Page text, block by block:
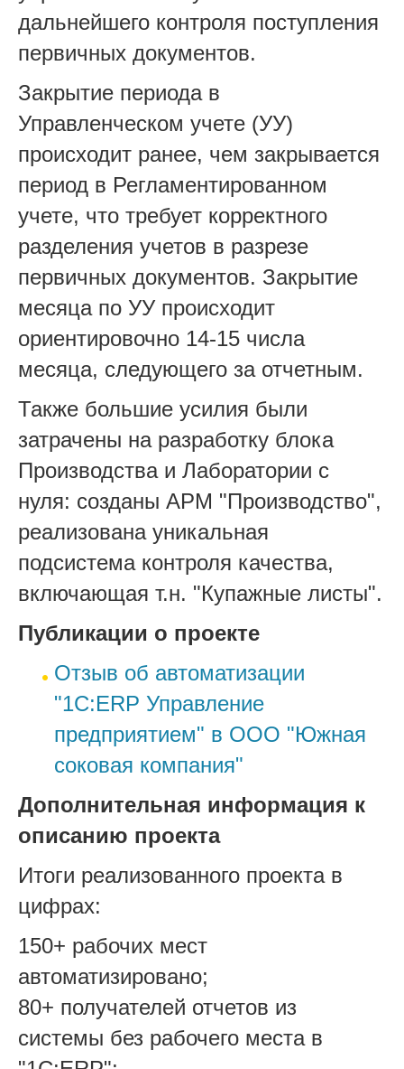
дальнейшего контроля поступления
первичных документов.
Закрытие периода в
Управленческом учете (УУ)
происходит ранее, чем закрывается
период в Регламентированном
учете, что требует корректного
разделения учетов в разрезе
первичных документов. Закрытие
месяца по УУ происходит
ориентировочно 14-15 числа
месяца, следующего за отчетным.
Также большие усилия были
затрачены на разработку блока
Производства и Лаборатории с
нуля: созданы АРМ "Производство",
реализована уникальная
подсистема контроля качества,
включающая т.н. "Купажные листы".
Публикации о проекте
Отзыв об автоматизации
"1С:ERP Управление
предприятием" в ООО "Южная
соковая компания"
Дополнительная информация к
описанию проекта
Итоги реализованного проекта в
цифрах:
150+ рабочих мест
автоматизировано;
80+ получателей отчетов из
системы без рабочего места в